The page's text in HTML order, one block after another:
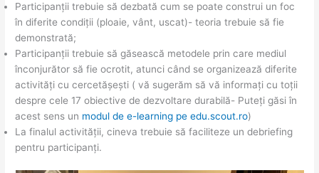
Participanții trebuie să dezbată cum se poate construi un foc
în diferite condiții (ploaie, vânt, uscat)- teoria trebuie să fie
demonstrată;
Participanții trebuie să găsească metodele prin care mediul
înconjurător să fie ocrotit, atunci când se organizează diferite
activități cu cercetășești ( vă sugerăm să vă informați cu toții
despre cele 17 obiective de dezvoltare durabilă- Puteți găsi în
acest sens un modul de e-learning pe edu.scout.ro)
La finalul activității, cineva trebuie să faciliteze un debriefing
pentru participanți.